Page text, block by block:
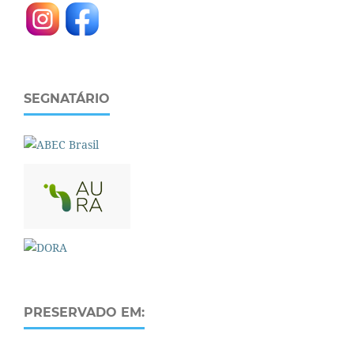
SEGNATÁRIO
PRESERVADO EM: